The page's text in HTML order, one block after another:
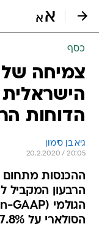
כסף
הדוחות
גיא בן סימון
20.2.2020 / 20:05
הסולארי על 37.8%